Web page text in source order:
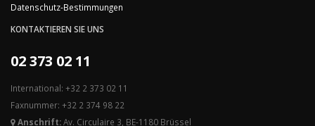
Datenschutz-Bestimmungen
KONTAKTIEREN SIE UNS
02 373 02 11
International: +32 2 373 02 11
Faxnummer: +32 2 374 98 22
Anschrift:Av. Circulaire 3, BE-1180 Brüssel